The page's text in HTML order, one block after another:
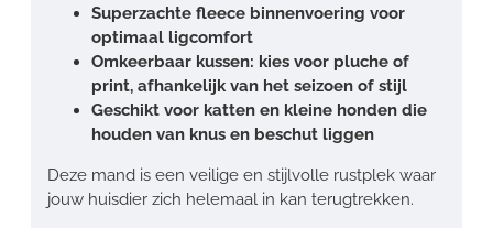
Superzachte fleece binnenvoering voor
optimaal ligcomfort
Omkeerbaar kussen: kies voor pluche of
print, afhankelijk van het seizoen of stijl
Geschikt voor katten en kleine honden die
houden van knus en beschut liggen
Deze mand is een veilige en stijlvolle rustplek waar
jouw huisdier zich helemaal in kan terugtrekken.